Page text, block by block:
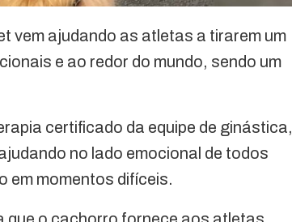
vem ajudando as atletas a tirarem um
e ao redor do mundo, sendo um
certificado da equipe de ginástica,
no lado emocional de todos
em momentos difíceis.